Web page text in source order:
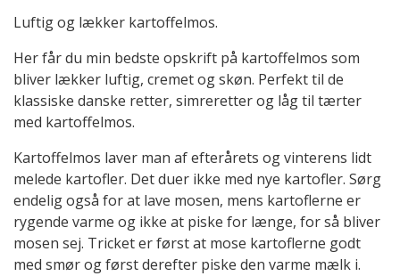
Luftig og lækker kartoffelmos.
Her får du min bedste opskrift på kartoffelmos som
bliver lækker luftig, cremet og skøn. Perfekt til de
klassiske danske retter, simreretter og låg til tærter
med kartoffelmos.
Kartoffelmos laver man af efterårets og vinterens lidt
melede kartofler. Det duer ikke med nye kartofler. Sørg
endelig også for at lave mosen, mens kartoflerne er
rygende varme og ikke at piske for længe, for så bliver
mosen sej. Tricket er først at mose kartoflerne godt
med smør og først derefter piske den varme mælk i.